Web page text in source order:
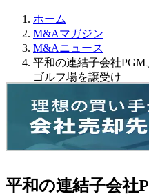
ホーム
M&Aマガジン
M&Aニュース
平和の連結子会社
ゴルフ場を譲受け
平和の連結子会社